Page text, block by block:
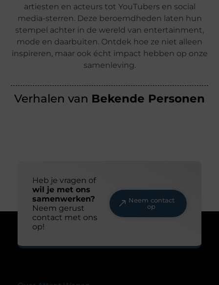
artiesten en acteurs tot YouTubers en social
media-sterren. Deze beroemdheden laten hun
stempel achter in de wereld van entertainment,
mode en daarbuiten. Ontdek hoe ze niet alleen
inspireren, maar ook écht impact hebben op onze
samenleving.
Verhalen van Bekende Personen
Heb je vragen of
wil je met ons
samenwerken?
Neem gerust
contact met ons
op!
Neem contact
op